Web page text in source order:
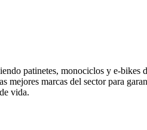
patinetes, monociclos y e-
mejores marcas del sector para
vida.